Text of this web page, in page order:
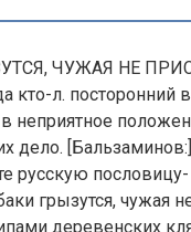
ЧУЖАЯ НЕ
кто-л.
в неприятное
дело.
русскую
грызутся, чужая
деревенских